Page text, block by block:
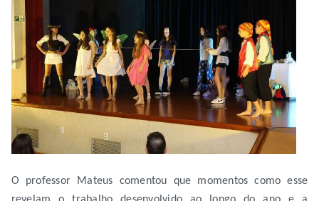
O professor Mateus comentou que momentos como esse